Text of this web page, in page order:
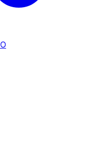
О